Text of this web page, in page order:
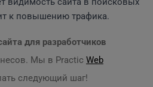
к повышению трафика.
для разработчиков
Мы в Practic Web
следующий шаг!